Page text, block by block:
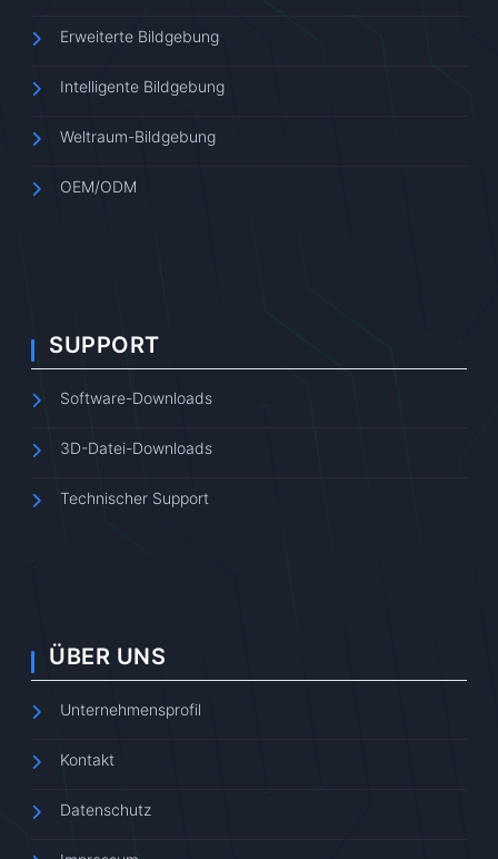
Erweiterte Bildgebung
Intelligente Bildgebung
Weltraum-Bildgebung
OEM/ODM
SUPPORT
Software-Downloads
3D-Datei-Downloads
Technischer Support
ÜBER UNS
Unternehmensprofil
Kontakt
Datenschutz